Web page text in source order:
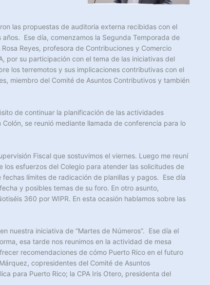
las propuestas de auditoria externa recibidas con el
Ese día, comenzamos la Segunda Temporada de
Reyes, profesora de Contribuciones y Comercio
por su participación con el tema de las iniciativas del
los terremotos y sus implicaciones contributivas con el
miembro del Comité de Asuntos Contributivos y también
de continuar la planificación de las actividades
se reunió mediante llamada de conferencia para lo
Fiscal que sostuvimos el viernes. Luego me reuní
los esfuerzos del Colegio para atender las solicitudes de
límites de radicación de planillas y pagos. Ese día
y posibles temas de su foro. En otro asunto,
360 por WIPR. En esta ocasión hablamos sobre las
nuestra iniciativa de “Martes de Números”. Ese día el
esa tarde nos reunimos en la actividad de mesa
recomendaciones de cómo Puerto Rico en el futuro
copresidentes del Comité de Asuntos
para Puerto Rico; la CPA Iris Otero, presidenta del